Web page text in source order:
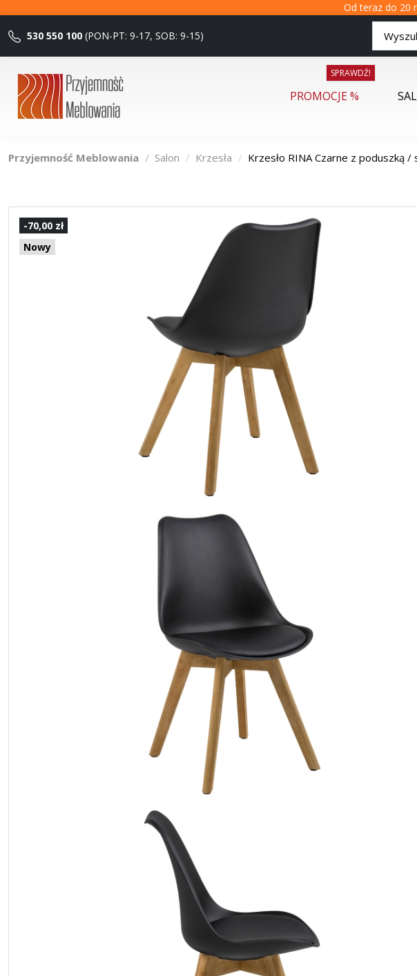
Od teraz do 20
530 550 100 (PON-PT: 9-17, SOB: 9-15)
PROMOCJE %
SPRAWDŹ!
Przyjemność Meblowania Salon Krzesła Krzesło RINA Czarne z poduszką
-70,00 zł
Nowy